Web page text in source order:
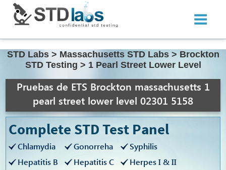
STD Labs > Massachusetts STD Labs > Brockton
STD Testing > 1 Pearl Street Lower Level
Pruebas de ETS Brockton massachusetts 1
pearl street lower level 02301 5158
Complete STD Test Panel
Chlamydia Gonorreha
Syphilis
Hepatitis B
Hepatitis C
Herpes I & II